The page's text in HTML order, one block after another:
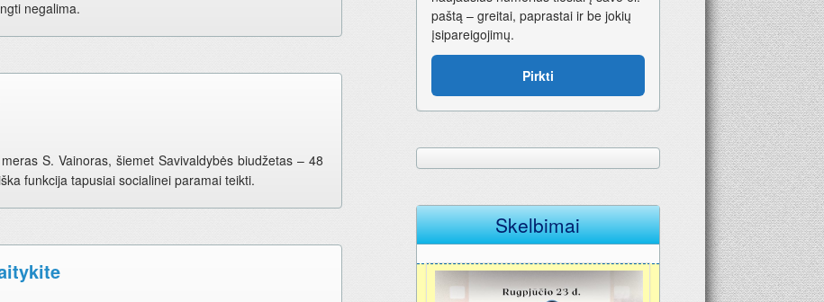
negalima.
S. Vainoras, šiemet Savivaldybės biudžetas – 48
funkcija tapusiai socialinei paramai teikti.
paštą – greitai, paprastai ir be jokių
įsipareigojimų.
Pirkti
Skelbimai